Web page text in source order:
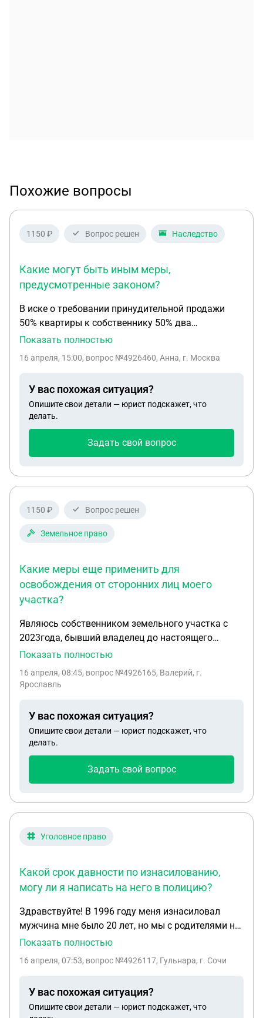
Похожие вопросы
1150 ₽ Вопрос решен Наследство
Какие могут быть иным меры,
предусмотренные законом?
В иске о требовании принудительной продажи
50% квартиры к собственнику 50% два
наследника (у каждого по 25%) указали заведомо
образом злоупотребляя правом (требование о
сознательное занижения стоимости имущества),
истцы через суд хотят принудить собственника
50% к продаже по заниженной цене. Вопрос: 1. Как
лишении истца права на судебную защиту в виду
правом)? Подскажите формулировку. Так и
Истца? 2. В чем выражается лишение судебной
во внимание? 3. Какие могут быть иным меры,
Показать полностью
16 апреля, 15:00, вопрос №4926460, Анна, г. Москва
У вас похожая ситуация?
Опишите свои детали — юрист подскажет, что
делать.
Задать свой вопрос
1150 ₽ Вопрос решен
Земельное право
Какие меры еще применить для
освобождения от сторонних лиц моего
участка?
Являюсь собственником земельного участка с
2023года, бывший владелец до настоящего
времени участок не освободил, круглогодично
участке (полиция бездействует, есть предписание
правильно сделать расчет аренды земельного
участка оценщиком (разбивать на каждый год,
что учесть при составлении расчета, и т.п. )?
Какие меры еще применить для освобождения от
сторонних лиц моего участка?
Показать полностью
16 апреля, 08:45, вопрос №4926165, Валерий, г.
Ярославль
У вас похожая ситуация?
Опишите свои детали — юрист подскажет, что
делать.
Задать свой вопрос
Уголовное право
Какой срок давности по изнасилованию,
могу ли я написать на него в полицию?
Здравствуйте! В 1996 году меня изнасиловал
мужчина мне было 20 лет, но мы с родителями не
обратились в полицию, были испуганы.
встречается сейчас на улице, как бы напоминая
изнасилованию, могу ли я написать на него в
полицию?
Показать полностью
16 апреля, 07:53, вопрос №4926117, Гульнара, г. Сочи
У вас похожая ситуация?
Опишите свои детали — юрист подскажет, что